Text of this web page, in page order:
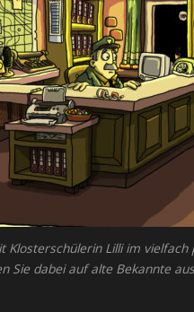
Klosterschülerin Lilli im
Sie dabei auf alte Bekannte